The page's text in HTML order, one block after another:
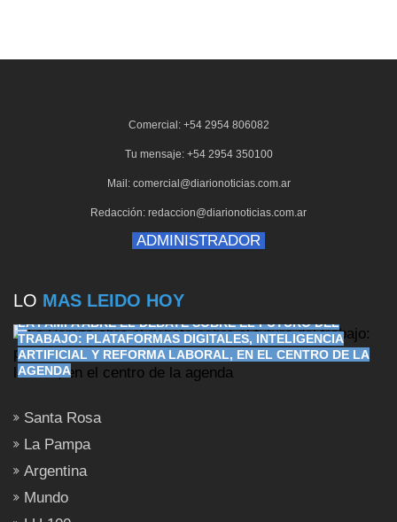
Comercial: +54 2954 806082
Tu mensaje: +54 2954 350100
Mail: comercial@diarionoticias.com.ar
Redacción: redaccion@diarionoticias.com.ar
ADMINISTRADOR
LO MAS LEIDO HOY
LA PAMPA ABRE EL DEBATE SOBRE EL FUTURO DEL
TRABAJO: PLATAFORMAS DIGITALES, INTELIGENCIA
ARTIFICIAL Y REFORMA LABORAL, EN EL CENTRO DE LA
AGENDA
Santa Rosa
La Pampa
Argentina
Mundo